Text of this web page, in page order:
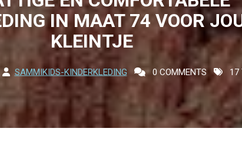
IN MAAT 74 VOOR
KLEINTJE
SAMMIKIDS-KINDERKLEDING 0 COMMENTS 17